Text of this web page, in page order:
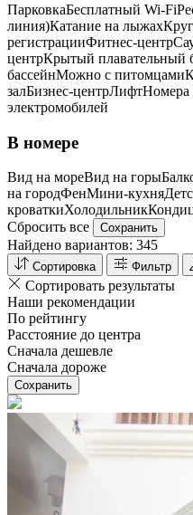
ПарковкаБесплатный Wi-Fi
линия)Катание на лыжах
регистрацииФитнес-центр
центрКрытый плавательный
бассейнМожно с питомцами
залБизнес-центрЛифтНомера
электромобилей
В номере
Вид на мореВид на горы
на городФенМини-кухня
кроваткиХолодильник
Сбросить все
Сохранить
Найдено вариантов: 345
Сортировка Фильтр
Сортировать результаты
Наши рекомендации
По рейтингу
Расстояние до центра
Сначала дешевле
Сначала дороже
Сохранить